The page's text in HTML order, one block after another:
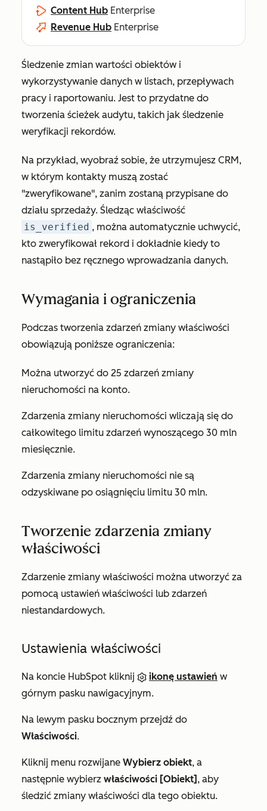
Content Hub Enterprise
Revenue Hub Enterprise
Śledzenie zmian wartości obiektów i
wykorzystywanie danych w listach, przepływach
pracy i raportowaniu. Jest to przydatne do
tworzenia ścieżek audytu, takich jak śledzenie
weryfikacji rekordów.
Na przykład, wyobraź sobie, że utrzymujesz CRM,
w którym kontakty muszą zostać
"zweryfikowane", zanim zostaną przypisane do
działu sprzedaży. Śledząc właściwość
is_verified , można automatycznie uchwycić,
kto zweryfikował rekord i dokładnie kiedy to
nastąpiło bez ręcznego wprowadzania danych.
Wymagania i ograniczenia
Podczas tworzenia zdarzeń zmiany właściwości
obowiązują poniższe ograniczenia:
Można utworzyć do 25 zdarzeń zmiany
nieruchomości na konto.
Zdarzenia zmiany nieruchomości wliczają się do
całkowitego limitu zdarzeń wynoszącego 30 mln
miesięcznie.
Zdarzenia zmiany nieruchomości nie są
odzyskiwane po osiągnięciu limitu 30 mln.
Tworzenie zdarzenia zmiany
właściwości
Zdarzenie zmiany właściwości można utworzyć za
pomocą ustawień właściwości lub zdarzeń
niestandardowych.
Ustawienia właściwości
Na koncie HubSpot kliknij ikonę ustawień w
górnym pasku nawigacyjnym.
Na lewym pasku bocznym przejdź do
Właściwości.
Kliknij menu rozwijane Wybierz obiekt, a
następnie wybierz właściwości [Obiekt] , aby
śledzić zmiany właściwości dla tego obiektu.